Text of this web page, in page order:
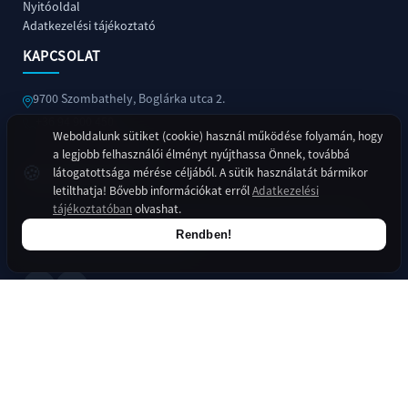
Nyitóoldal
Adatkezelési tájékoztató
KAPCSOLAT
9700 Szombathely, Boglárka utca 2.
titkarsag@szova.hu
KÖZÖSSÉGI MÉDIA
Kövessen minket online felületeinken is a legfrissebb
hírekért és információkért!
Weboldalunk sütiket (cookie) használ működése folyamán, hogy
a legjobb felhasználói élményt nyújthassa Önnek, továbbá
látogatottsága mérése céljából. A sütik használatát bármikor
letilthatja! Bővebb információkat errőlAdatkezelési
tájékoztatóbanolvashat.
Rendben!